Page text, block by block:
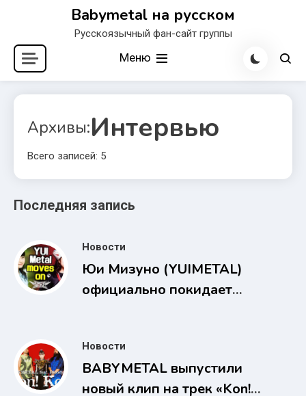
содержимому
Babymetal на русском
Русскоязычный фан-сайт группы
Меню
Архивы:Интервью
Всего записей: 5
Последняя запись
Новости
Юи Мизуно (YUIMETAL)
официально покидает
BABYMETAL
Новости
BABYMETAL выпустили
новый клип на трек «Kon!